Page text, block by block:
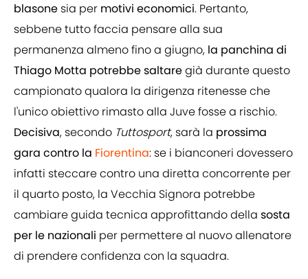
blasone sia per motivi economici. Pertanto,
sebbene tutto faccia pensare alla sua
permanenza almeno fino a giugno, la panchina di
Thiago Motta potrebbe saltaregià durante questo
campionato qualora la dirigenza ritenesse che
l'unico obiettivo rimasto alla Juve fosse a rischio.
Decisiva, secondo Tuttosport, sarà la prossima
gara contro la Fiorentina: se i bianconeri dovessero
infatti steccare contro una diretta concorrente per
il quarto posto, la Vecchia Signora potrebbe
cambiare guida tecnica approfittando della sosta
per le nazionali per permettere al nuovo allenatore
di prendere confidenza con la squadra.